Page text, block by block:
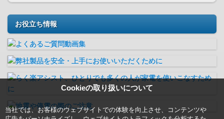
Cookieの取り扱いについて
当社では、お客様のウェブサイトでの体験を向上させ、コンテンツや
お役立ち情報